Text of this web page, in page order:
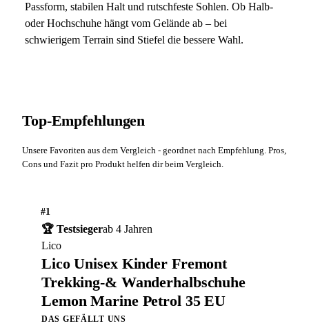
Passform, stabilen Halt und rutschfeste Sohlen. Ob Halb-
oder Hochschuhe hängt vom Gelände ab – bei
schwierigem Terrain sind Stiefel die bessere Wahl.
Top-Empfehlungen
Unsere Favoriten aus dem Vergleich - geordnet nach Empfehlung. Pros,
Cons und Fazit pro Produkt helfen dir beim Vergleich.
#1
🏆 Testsiegerab 4 Jahren
Lico
Lico Unisex Kinder Fremont
Trekking-& Wanderhalbschuhe
Lemon Marine Petrol 35 EU
DAS GEFÄLLT UNS